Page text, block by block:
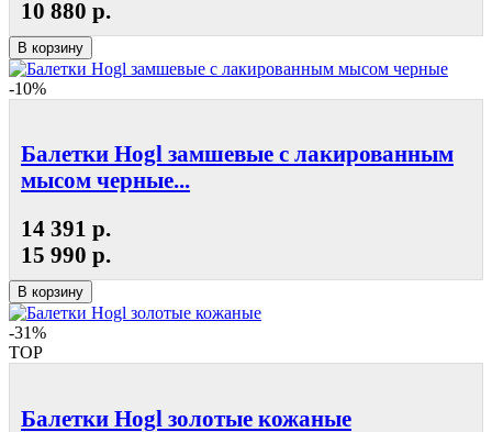
10 880 р.
В корзину
-10%
Балетки Hogl замшевые с лакированным
мысом черные...
14 391 р.
15 990 р.
В корзину
-31%
TOP
Балетки Hogl золотые кожаные